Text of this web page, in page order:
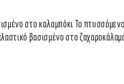
στο καλαμπόκι Το
βασισμένο στο